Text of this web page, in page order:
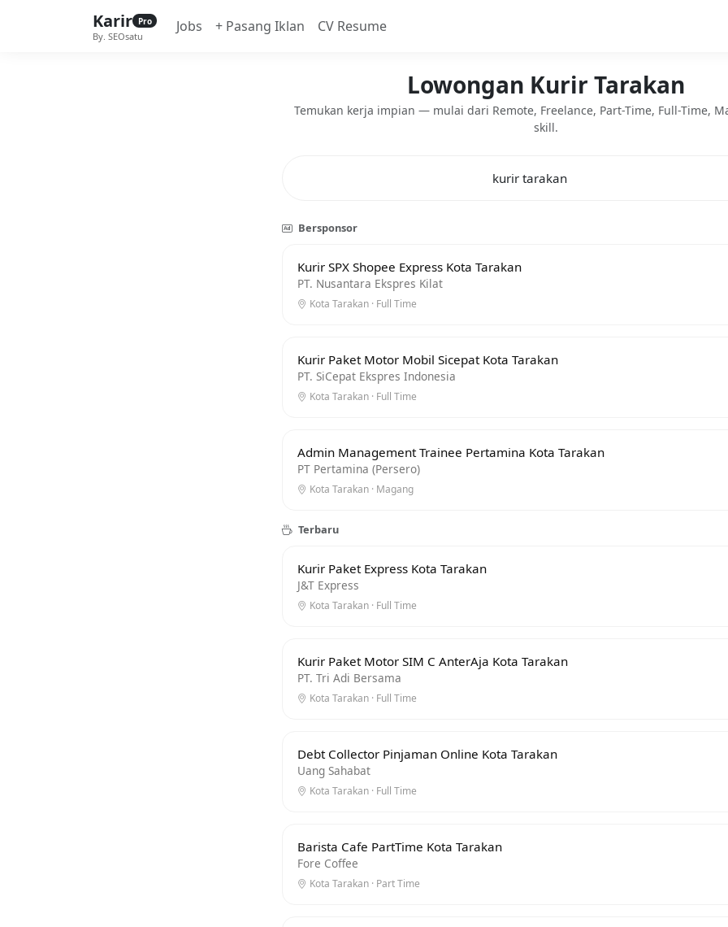
Karir Pro
By. SEOsatu
Jobs + Pasang Iklan CV Resume
Lowongan Kurir Tarakan
Temukan kerja impian — mulai dari Remote, Freelance, Part-Time, Full-Time,
skill.
Bersponsor
Kurir SPX Shopee Express Kota Tarakan
PT. Nusantara Ekspres Kilat
Kota Tarakan · Full Time
Kurir Paket Motor Mobil Sicepat Kota Tarakan
PT. SiCepat Ekspres Indonesia
Kota Tarakan · Full Time
Admin Management Trainee Pertamina Kota Tarakan
PT Pertamina (Persero)
Kota Tarakan · Magang
Terbaru
Kurir Paket Express Kota Tarakan
J&T Express
Kota Tarakan · Full Time
Kurir Paket Motor SIM C AnterAja Kota Tarakan
PT. Tri Adi Bersama
Kota Tarakan · Full Time
Debt Collector Pinjaman Online Kota Tarakan
Uang Sahabat
Kota Tarakan · Full Time
Barista Cafe PartTime Kota Tarakan
Fore Coffee
Kota Tarakan · Part Time